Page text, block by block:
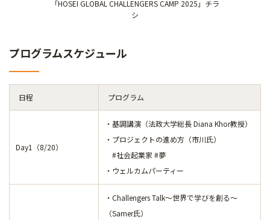
「HOSEI GLOBAL CHALLENGERS CAMP 2025」チラ
シ
プログラムスケジュール
日程 プログラム
Day1（8/20）
・基調講演（法政大学総長 Diana Khor教授）
・プロジェクトの進め方（市川氏）
#社会起業家 #夢
・ウェルカムパーティー
・Challengers Talk～世界で学びを創る～
（Samer氏）